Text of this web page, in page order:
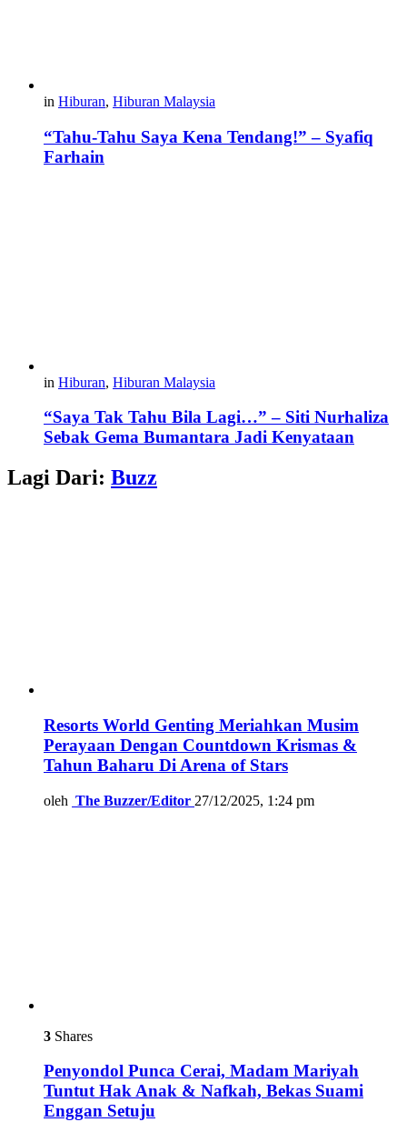
in Hiburan, Hiburan Malaysia
“Tahu-Tahu Saya Kena Tendang!” – Syafiq
Farhain
in Hiburan, Hiburan Malaysia
“Saya Tak Tahu Bila Lagi…” – Siti Nurhaliza
Sebak Gema Bumantara Jadi Kenyataan
Lagi Dari: Buzz
Resorts World Genting Meriahkan Musim
Perayaan Dengan Countdown Krismas &
Tahun Baharu Di Arena of Stars
oleh The Buzzer/Editor 27/12/2025, 1:24 pm
3 Shares
Penyondol Punca Cerai, Madam Mariyah
Tuntut Hak Anak & Nafkah, Bekas Suami
Enggan Setuju